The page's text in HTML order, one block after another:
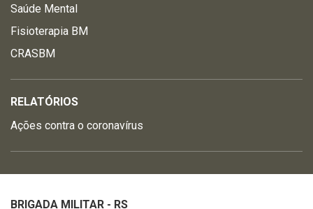
Saúde Mental
Fisioterapia BM
CRASBM
RELATÓRIOS
Ações contra o coronavírus
BRIGADA MILITAR - RS